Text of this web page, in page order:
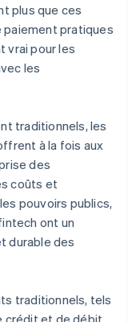
plus que ces
paiement pratiques
vrai pour les
les
traditionnels, les
à la fois aux
des
coûts et
pouvoirs publics,
ont un
durable des
traditionnels, tels